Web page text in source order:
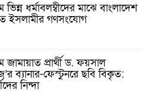
ভিন্ন ধর্মাবলম্বীদের মাঝে বাংলাদেশ
ইসলামীর গণসংযোগ
জামায়াত প্রার্থী ড. ফয়সাল
ব্যানার-ফেস্টুনরে ছবি বিকৃত:
নিন্দা